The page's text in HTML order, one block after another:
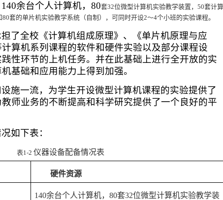
140余台个人计算机，80套32位微型计算机实验教学装置，50套计
80套的单片机实验教学系统（自制），可同时开设2～4个小班的实验课程。
了全校《计算机组成原理》、《单片机原理与应
算机系列课程的软件和硬件实验以及部分课程设
性环节的上机任务。并在此基础上进行全开放的实
基础和应用能力上得到加强。
施一流，为学生开设微型计算机课程的实验提供了
师业务的不断提高和科学研究提供了一个良好的平
如下表：
表1-2 仪器设备配备情况表
硬件资源
140余台个人计算机，80套32位微型计算机实验教学装